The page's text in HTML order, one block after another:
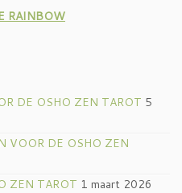
RAINBOW
DE OSHO ZEN TAROT 5
VOOR DE OSHO ZEN
ZEN TAROT 1 maart 2026